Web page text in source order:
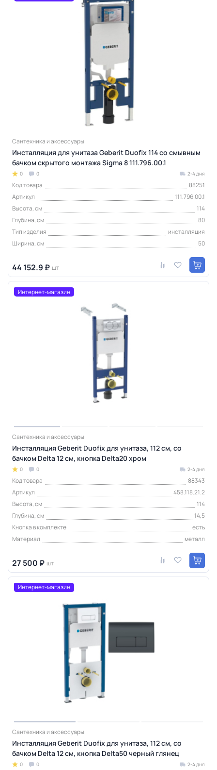
Сантехника и аксессуары
Инсталляция для унитаза Geberit Duofix 114 со смывным
бачком скрытого монтажа Sigma 8 111.796.00.1
0 0 2-4 дня
Код товара
88251
Артикул
111.796.00.1
Высота, см
114
Глубина, см
80
Тип изделия
инсталляция
Ширина, см
50
44 152.9 ₽ шт
Интернет-магазин
Сантехника и аксессуары
Инсталляция Geberit Duofix для унитаза, 112 см, со
бачком Delta 12 см, кнопка Delta20 хром
0 0 2-4 дня
Код товара
88343
Артикул
458.118.21.2
Высота, см
114
Глубина, см
14,5
Кнопка в комплекте
есть
Материал
металл
27 500 ₽ шт
Интернет-магазин
Сантехника и аксессуары
Инсталляция Geberit Duofix для унитаза, 112 см, со
бачком Delta 12 см, кнопка Delta50 черный глянец
0 0 2-4 дня